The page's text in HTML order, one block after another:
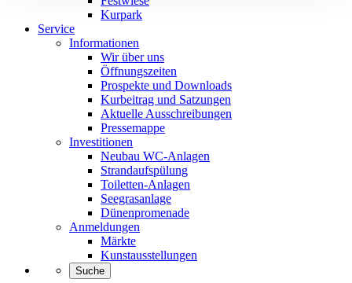
Kurpark
Service
Informationen
Wir über uns
Öffnungszeiten
Prospekte und Downloads
Kurbeitrag und Satzungen
Aktuelle Ausschreibungen
Pressemappe
Investitionen
Neubau WC-Anlagen
Strandaufspülung
Toiletten-Anlagen
Seegrasanlage
Dünenpromenade
Anmeldungen
Märkte
Kunstausstellungen
Suche